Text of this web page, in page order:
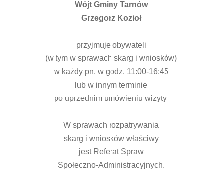
Wójt Gminy Tarnów
Grzegorz Kozioł
przyjmuje obywateli
(w tym w sprawach skarg i wniosków)
w każdy pn. w godz. 11:00-16:45
lub w innym terminie
po uprzednim umówieniu wizyty.
W sprawach rozpatrywania
skarg i wniosków właściwy
jest Referat Spraw
Społeczno-Administracyjnych.